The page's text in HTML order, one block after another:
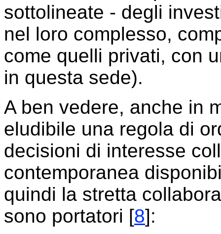
sottolineate - degli
nel loro complesso,
come quelli privati, con
in questa sede).
A ben vedere, anche in
eludibile una regola di
decisioni di interesse
contemporanea
quindi la stretta
sono portatori [8]: